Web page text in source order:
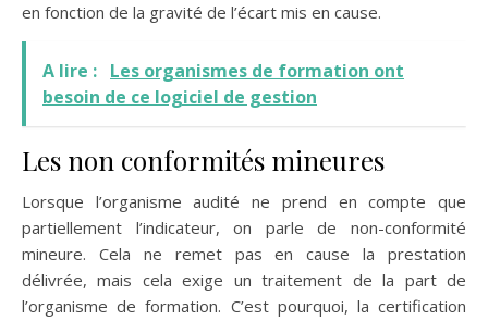
en fonction de la gravité de l’écart mis en cause.
A lire : Les organismes de formation ont
besoin de ce logiciel de gestion
Les non conformités mineures
Lorsque l’organisme audité ne prend en compte que
partiellement l’indicateur, on parle de non-conformité
mineure. Cela ne remet pas en cause la prestation
délivrée, mais cela exige un traitement de la part de
l’organisme de formation. C’est pourquoi, la certification